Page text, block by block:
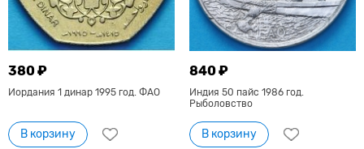
380 ₽
Иордания 1 динар 1995 год. ФАО
В корзину
840 ₽
Индия 50 пайс 1986 год.
Рыболовство
В корзину